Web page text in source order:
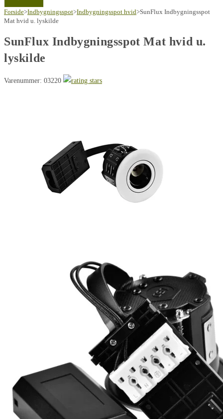
Forside>Indbygningsspot>Indbygningsspot hvid>SunFlux Indbygningsspot
Mat hvid u. lyskilde
SunFlux Indbygningsspot Mat hvid u.
lyskilde
Varenummer: 03220